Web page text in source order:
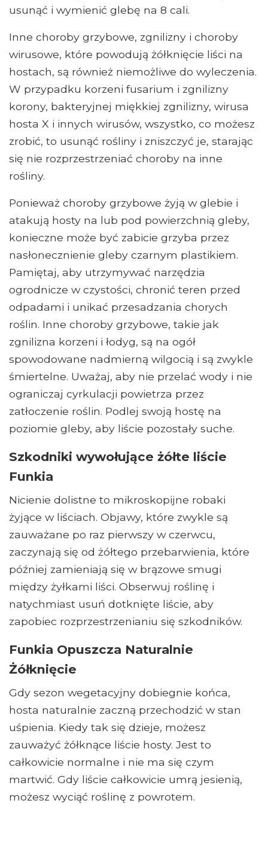
usunąć i wymienić glebę na 8 cali.
Inne choroby grzybowe, zgnilizny i choroby
wirusowe, które powodują żółknięcie liści na
hostach, są również niemożliwe do wyleczenia.
W przypadku korzeni fusarium i zgnilizny
korony, bakteryjnej miękkiej zgnilizny, wirusa
hosta X i innych wirusów, wszystko, co możesz
zrobić, to usunąć rośliny i zniszczyć je, starając
się nie rozprzestrzeniać choroby na inne
rośliny.
Ponieważ choroby grzybowe żyją w glebie i
atakują hosty na lub pod powierzchnią gleby,
konieczne może być zabicie grzyba przez
nasłonecznienie gleby czarnym plastikiem.
Pamiętaj, aby utrzymywać narzędzia
ogrodnicze w czystości, chronić teren przed
odpadami i unikać przesadzania chorych
roślin. Inne choroby grzybowe, takie jak
zgnilizna korzeni i łodyg, są na ogół
spowodowane nadmierną wilgocią i są zwykle
śmiertelne. Uważaj, aby nie przelać wody i nie
ograniczaj cyrkulacji powietrza przez
zatłoczenie roślin. Podlej swoją hostę na
poziomie gleby, aby liście pozostały suche.
Szkodniki wywołujące żółte liście
Funkia
Nicienie dolistne to mikroskopijne robaki
żyjące w liściach. Objawy, które zwykle są
zauważane po raz pierwszy w czerwcu,
zaczynają się od żółtego przebarwienia, które
później zamieniają się w brązowe smugi
między żyłkami liści. Obserwuj roślinę i
natychmiast usuń dotknięte liście, aby
zapobiec rozprzestrzenianiu się szkodników.
Funkia Opuszcza Naturalnie
Żółknięcie
Gdy sezon wegetacyjny dobiegnie końca,
hosta naturalnie zaczną przechodzić w stan
uśpienia. Kiedy tak się dzieje, możesz
zauważyć żółknące liście hosty. Jest to
całkowicie normalne i nie ma się czym
martwić. Gdy liście całkowicie umrą jesienią,
możesz wyciąć roślinę z powrotem.